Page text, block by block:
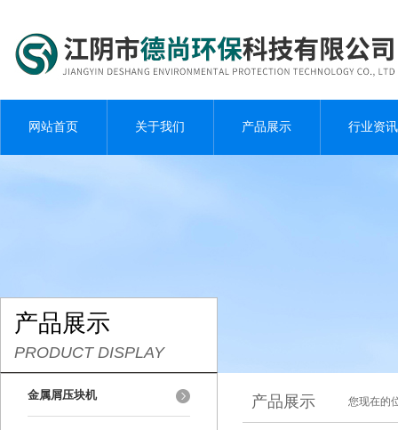
网站首页 关于我们 产品展示 行业资讯
产品展示
PRODUCT DISPLAY
金属屑压块机 产品展示 您现在的